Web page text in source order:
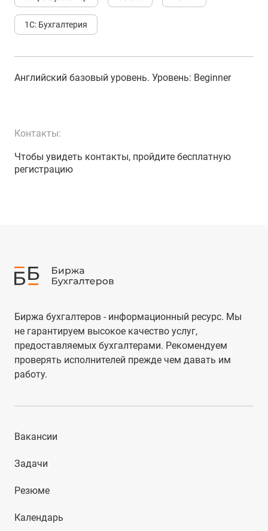
1С: Бухгалтерия
Английский базовый уровень. Уровень: Beginner
Контакты:
Чтобы увидеть контакты, пройдите бесплатную
регистрацию
Биржа бухгалтеров - информационный ресурс. Мы
не гарантируем высокое качество услуг,
предоставляемых бухгалтерами. Рекомендуем
проверять исполнителей прежде чем давать им
работу.
Вакансии
Задачи
Резюме
Календарь